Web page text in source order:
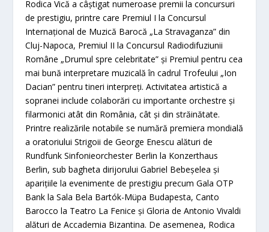
Rodica Vică a câștigat numeroase premii la concursuri
de prestigiu, printre care Premiul I la Concursul
Internațional de Muzică Barocă „La Stravaganza” din
Cluj-Napoca, Premiul II la Concursul Radiodifuziunii
Române „Drumul spre celebritate” și Premiul pentru cea
mai bună interpretare muzicală în cadrul Trofeului „Ion
Dacian” pentru tineri interpreți. Activitatea artistică a
sopranei include colaborări cu importante orchestre și
filarmonici atât din România, cât și din străinătate.
Printre realizările notabile se numără premiera mondială
a oratoriului Strigoii de George Enescu alături de
Rundfunk Sinfonieorchester Berlin la Konzerthaus
Berlin, sub bagheta dirijorului Gabriel Bebeșelea și
aparițiile la evenimente de prestigiu precum Gala OTP
Bank la Sala Bela Bartók-Müpa Budapesta, Canto
Barocco la Teatro La Fenice și Gloria de Antonio Vivaldi
alături de Accademia Bizantina. De asemenea, Rodica